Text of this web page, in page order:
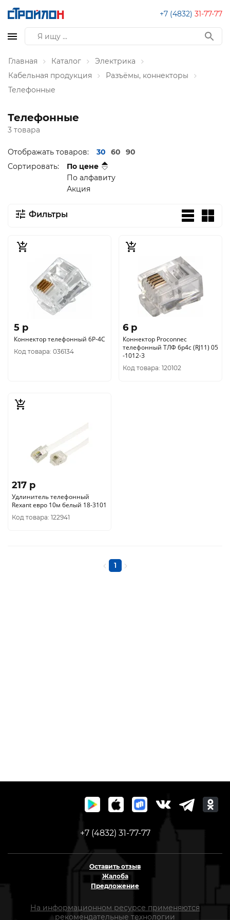
+7 (4832) 31-77-77
Главная Каталог
Электрика
Кабельная продукция
Разъёмы, коннекторы
Телефонные
Телефонные
3 товара
Отображать товаров: 30 60
90
Сортировать:
По цене
По алфавиту
Акция
Фильтры
5 p
Коннектор телефонный 6P-4C
Код товара: 036134
6 p
Коннектор Proconnec
телефонный ТЛФ 6р4с (RJ11) 05
-1012-3
Код товара: 120102
217 p
Удлинитель телефонный
Rexant евро 10м белый 18-3101
Код товара: 122941
1
+7 (4832) 31-77-77
Оставить отзыв
Жалоба
Предложение
На информационном ресурсе применяются
рекомендательные технологии